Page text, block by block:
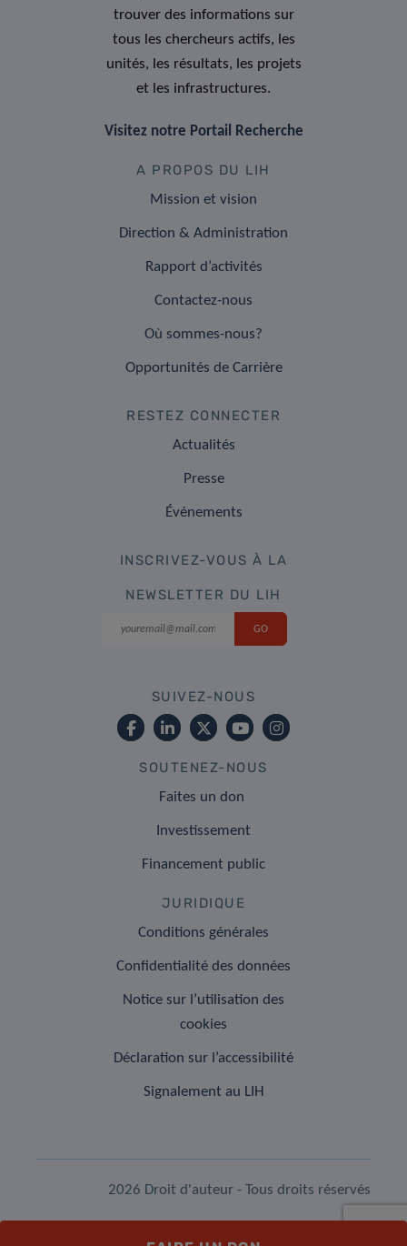
trouver des informations sur
tous les chercheurs actifs, les
unités, les résultats, les projets
et les infrastructures.
Visitez notre Portail Recherche
A PROPOS DU LIH
Mission et vision
Direction & Administration
Rapport d’activités
Contactez-nous
Où sommes-nous?
Opportunités de Carrière
RESTEZ CONNECTER
Actualités
Presse
Événements
INSCRIVEZ-VOUS À LA
NEWSLETTER DU LIH
SUIVEZ-NOUS
SOUTENEZ-NOUS
Faites un don
Investissement
Financement public
JURIDIQUE
Conditions générales
Confidentialité des données
Notice sur l’utilisation des
cookies
Déclaration sur l’accessibilité
Signalement au LIH
2026 Droit d'auteur - Tous droits réservés